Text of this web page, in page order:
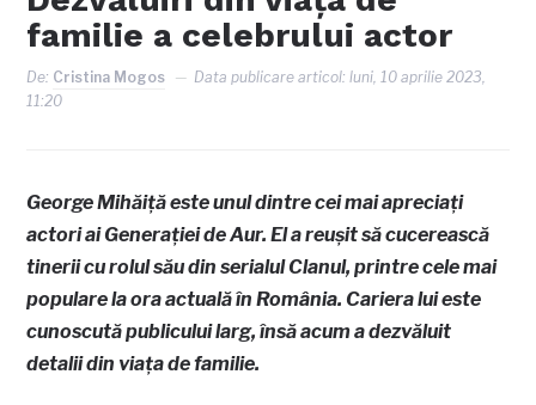
familie a celebrului actor
De: Cristina Mogos Data publicare articol:luni, 10 aprilie 2023,
11:20
George Mihăiță este unul dintre cei mai apreciați
actori ai Generației de Aur. El a reușit să cucerească
tinerii cu rolul său din serialul Clanul, printre cele mai
populare la ora actuală în România. Cariera lui este
cunoscută publicului larg, însă acum a dezvăluit
detalii din viața de familie.